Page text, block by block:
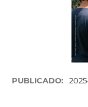
PUBLICADO: